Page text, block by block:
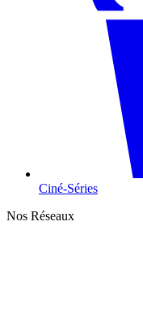
Ciné-Séries
Nos Réseaux